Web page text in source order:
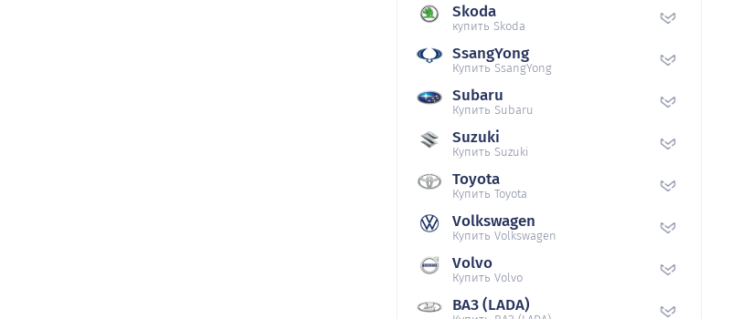
Skoda
купить Skoda
SsangYong
Купить SsangYong
Subaru
Купить Subaru
Suzuki
Купить Suzuki
Toyota
Купить Toyota
Volkswagen
Купить Volkswagen
Volvo
Купить Volvo
ВАЗ (LADA)